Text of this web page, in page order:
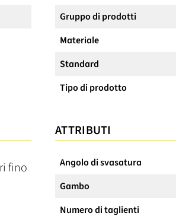
Gruppo di prodotti
Materiale
Standard
Tipo di prodotto
fino
ATTRIBUTI
Angolo di svasatura
Gambo
Numero di taglienti